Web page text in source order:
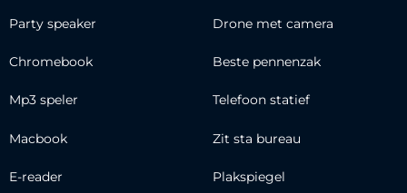
Party speaker
Chromebook
Mp3 speler
Macbook
E-reader
Drone met camera
Beste pennenzak
Telefoon statief
Zit sta bureau
Plakspiegel